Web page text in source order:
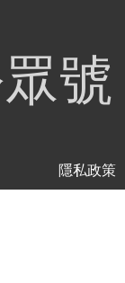
號
隱私政策